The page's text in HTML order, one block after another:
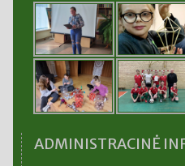
ADMINISTRACINĖ